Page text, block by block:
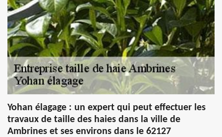
Yohan élagage : un expert qui peut effectuer les
travaux de taille des haies dans la ville de
Ambrines et ses environs dans le 62127